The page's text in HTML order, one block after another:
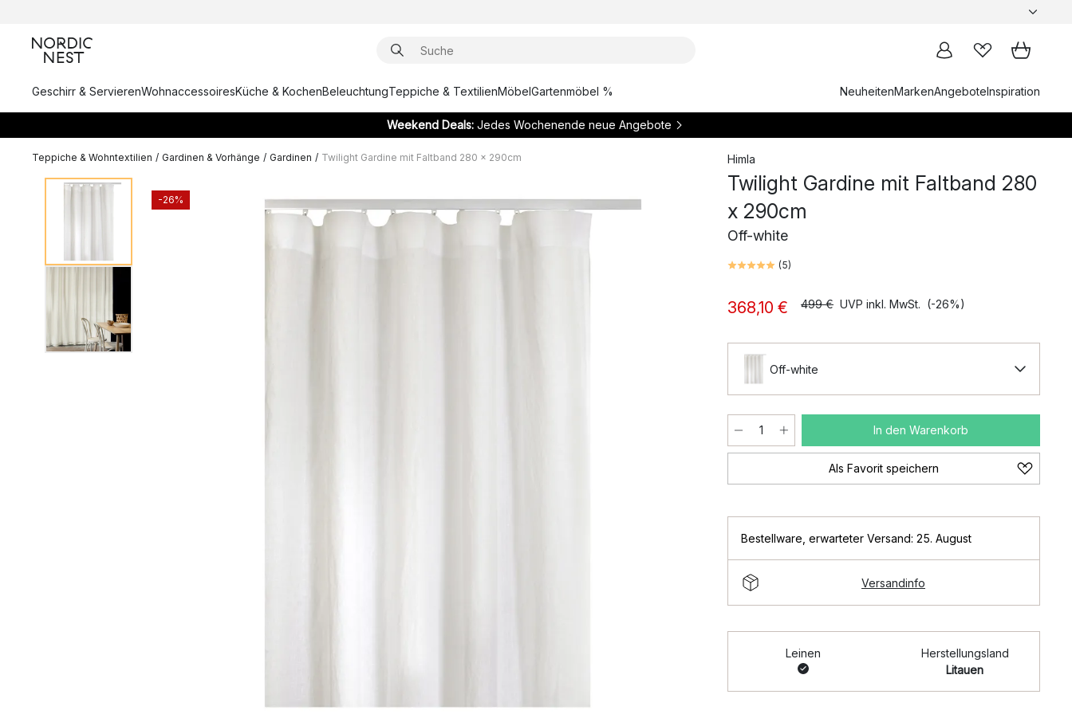
Geschirr & ServierenWohnaccessoiresKüche & KochenBeleuchtungTeppiche & TextilienMöbelGartenmöbel % NeuheitenMarkenAngeboteInspiration
Weekend Deals:Jedes Wochenende neue Angebote
Teppiche & Wohntextilien / Gardinen & Vorhänge / Gardinen / Twilight Gardine mit Faltband 280 x 290cm
-26%
Himla
Twilight Gardine mit Faltband 280
x 290cm
Off-white
(5)
368,10 € 499 € UVP inkl. MwSt. (-26%)
Off-white
In den Warenkorb
Als Favorit speichern
Bestellware erwarteter Versand: 25. August
Versandinfo
Leinen
Herstellungsland
Litauen